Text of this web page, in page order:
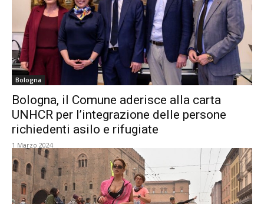
Bologna
Bologna, il Comune aderisce alla carta
UNHCR per l’integrazione delle persone
richiedenti asilo e rifugiate
1 Marzo 2024